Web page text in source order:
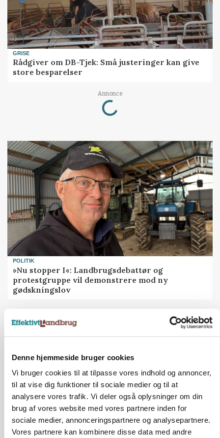
Denne hjemmeside bruger cookies
Vi bruger cookies til at tilpasse vores indhold og annoncer,
til at vise dig funktioner til sociale medier og til at
analysere vores trafik. Vi deler også oplysninger om din
brug af vores website med vores partnere inden for
sociale medier, annonceringspartnere og analysepartnere.
Vores partnere kan kombinere disse data med andre
GRISE
Rådgiver om DB-Tjek: Små justeringer kan give
store besparelser
Annonce
Loading...
POLITIK
»Nu stopper I«: Landbrugsdebattør og
protestgruppe vil demonstrere mod ny
gødskningslov